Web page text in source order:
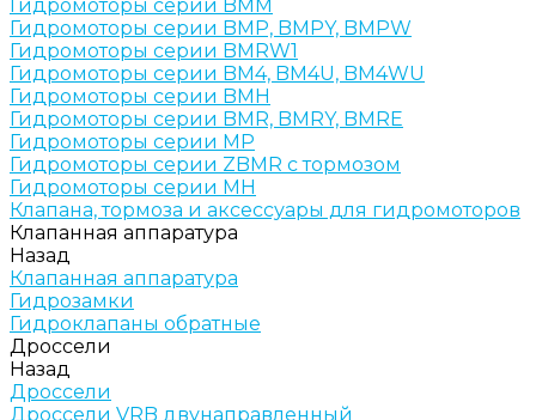
Гидромоторы серии BMM
Гидромоторы серии BMP, BMPY, BMPW
Гидромоторы серии BMRW1
Гидромоторы серии BМ4, BM4U, BМ4WU
Гидромоторы серии BМH
Гидромоторы серии BМR, BMRY, BМRE
Гидромоторы серии MP
Гидромоторы серии ZBMR с тормозом
Гидромоторы серии МH
Клапана, тормоза и аксессуары для гидромоторов
Клапанная аппаратура
Назад
Клапанная аппаратура
Гидрозамки
Гидроклапаны обратные
Дроссели
Назад
Дроссели
Дроссели VRB двунаправленный